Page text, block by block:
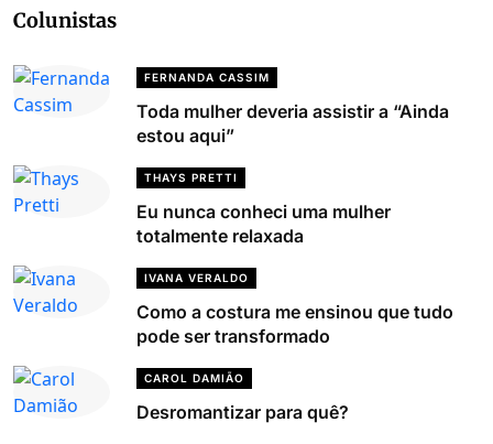
Colunistas
FERNANDA CASSIM
Toda mulher deveria assistir a “Ainda
estou aqui”
THAYS PRETTI
Eu nunca conheci uma mulher
totalmente relaxada
IVANA VERALDO
Como a costura me ensinou que tudo
pode ser transformado
CAROL DAMIÃO
Desromantizar para quê?